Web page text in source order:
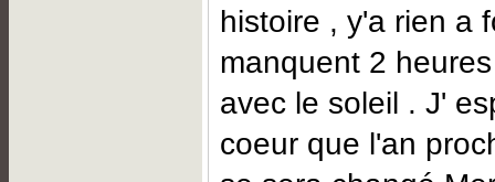
histoire , y'a rien a
manquent 2
avec le soleil . J'
coeur que l'an